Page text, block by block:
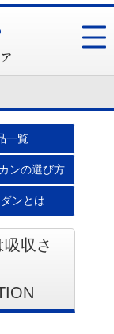
一覧
ンの選び方
ンとは
収さ